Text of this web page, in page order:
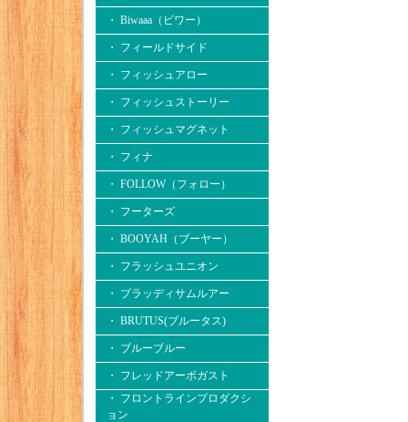
・ Biwaaa（ビワー）
・ フィールドサイド
・ フィッシュアロー
・ フィッシュストーリー
・ フィッシュマグネット
・ フィナ
・ FOLLOW（フォロー）
・ フーターズ
・ BOOYAH（ブーヤー）
・ フラッシュユニオン
・ ブラッディサムルアー
・ BRUTUS(ブルータス)
・ ブルーブルー
・ フレッドアーボガスト
・ フロントラインプロダクシ
ョン